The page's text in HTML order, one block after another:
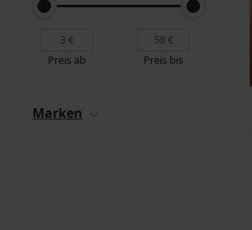
Preis ab Preis bis
Marken